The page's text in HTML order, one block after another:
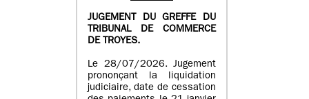
JUGEMENT DU GREFFE DU
TRIBUNAL DE COMMERCE
DE TROYES.
Le 28/07/2026. Jugement
prononçant la liquidation
judiciaire, date de cessation